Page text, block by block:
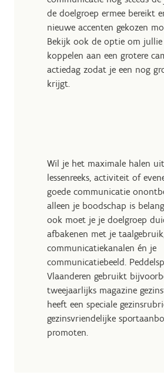
Wil je het maximale halen
lessenreeks, activiteit of
goede communicatie
alleen je boodschap is
ook moet je je doelgroep
afbakenen met je
communicatiekanalen én je
communicatiebeeld.
Vlaanderen gebruikt
tweejaarlijks magazine
heeft een speciale
gezinsvriendelijke
promoten.
de doelgroep ermee bereikt
nieuwe accenten gekozen
Bekijk ook de optie om
koppelen aan een grotere
actiedag zodat je een nog
krijgt.